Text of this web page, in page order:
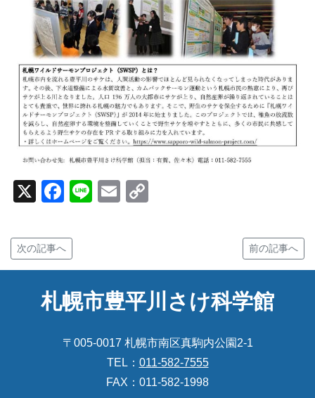
X Facebook
LineEmail
次の記事へ 前の記事へ
札幌市豊平川さけ科学館
〒005-0017 札幌市南区真駒内公園2-1
TEL： 011-582-7555
FAX：011-582-1998